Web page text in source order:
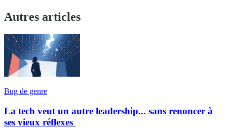
Autres articles
Bug de genre
La tech veut un autre leadership... sans renoncer à
ses vieux réflexes